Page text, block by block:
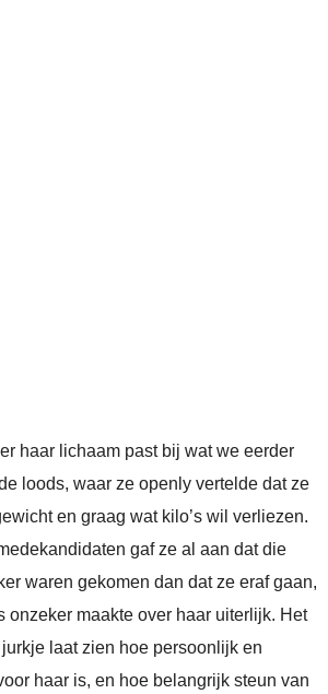
haar lichaam past bij wat we eerder
loods, waar ze openly vertelde dat ze
en graag wat kilo’s wil verliezen.
gaf ze al aan dat die
waren gekomen dan dat ze eraf gaan,
onzeker maakte over haar uiterlijk. Het
laat zien hoe persoonlijk en
haar is, en hoe belangrijk steun van